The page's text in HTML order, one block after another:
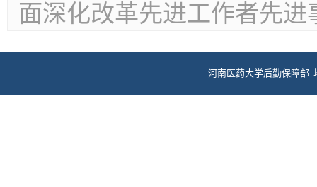
面深化改革先进工作者先进
河南医药大学后勤保障部